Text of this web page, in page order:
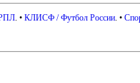
. •КЛИСФ / Футбол России . •